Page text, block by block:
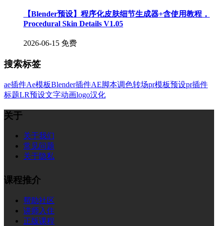
【Blender预设】程序化皮肤细节生成器+含使用教程，
Procedural Skin Details V1.05
2026-06-15 免费
搜索标签
ae插件Ae模板Blender插件AE脚本调色转场pr模板预设pr插件
标题LR预设文字动画logo汉化
关于
关于我们
常见问题
关于隐私
课程推介
帮助社区
讲师入住
正版课程